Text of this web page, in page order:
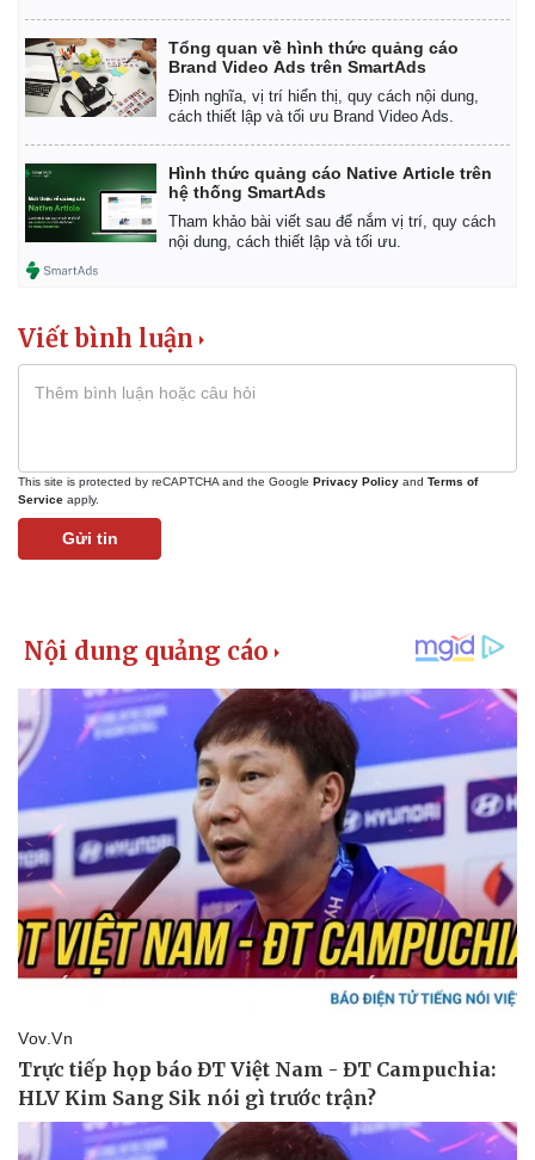
Pháp luật
Tư vấn luật
Quân sự - Quốc phòng
Vũ khí
Tổng quan về hình thức quảng cáo
Brand Video Ads trên SmartAds
Định nghĩa, vị trí hiển thị, quy cách nội dung,
cách thiết lập và tối ưu Brand Video Ads.
Hình thức quảng cáo Native Article trên
hệ thống SmartAds
Tham khảo bài viết sau để nắm vị trí, quy cách
nội dung, cách thiết lập và tối ưu.
Viết bình luận
This site is protected by reCAPTCHA and the Google Privacy Policy and Terms of
Service apply.
Gửi tin